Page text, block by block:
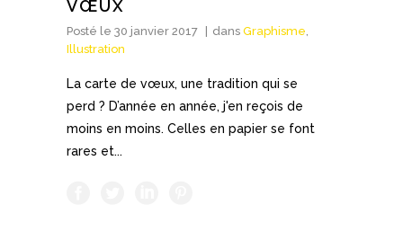
VŒUX
Posté le 30 janvier 2017 dans Graphisme,
Illustration
La carte de vœux, une tradition qui se
perd ? D’année en année, j'en reçois de
moins en moins. Celles en papier se font
rares et...